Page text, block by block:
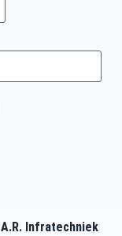
Infratechniek